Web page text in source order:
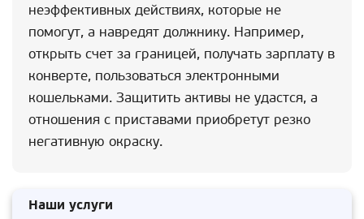
неэффективных действиях, которые не
помогут, а навредят должнику. Например,
открыть счет за границей, получать зарплату в
конверте, пользоваться электронными
кошельками. Защитить активы не удастся, а
отношения с приставами приобретут резко
негативную окраску.
Наши услуги